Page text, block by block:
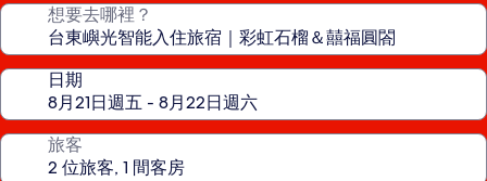
想要去哪裡？
日期
旅客